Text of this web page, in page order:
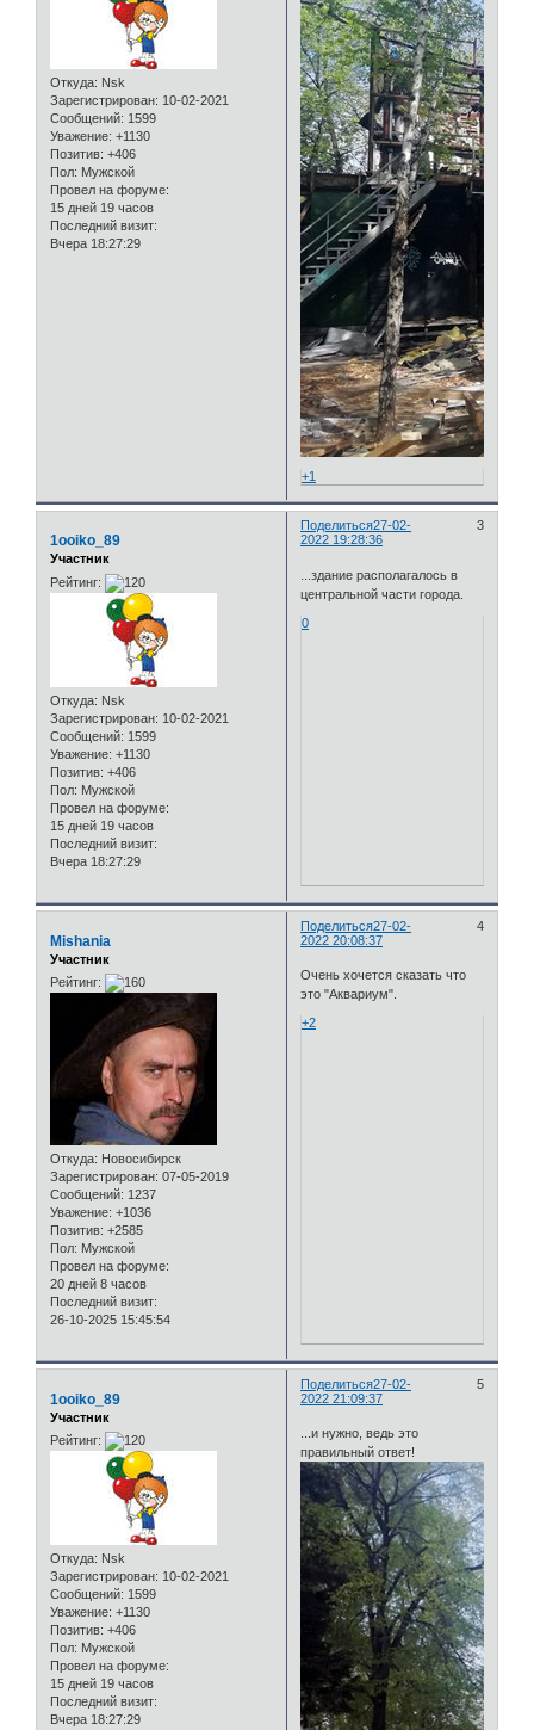
Откуда: Nsk
Зарегистрирован: 10-02-2021
Сообщений: 1599
Уважение: +1130
Позитив: +406
Пол: Мужской
Провел на форуме:
15 дней 19 часов
Последний визит:
Вчера 18:27:29
+1
Поделиться 3
27-02-
2022 19:28:36
1ooiko_89
Участник
Рейтинг:
Откуда: Nsk
Зарегистрирован: 10-02-2021
Сообщений: 1599
Уважение: +1130
Позитив: +406
Пол: Мужской
Провел на форуме:
15 дней 19 часов
Последний визит:
Вчера 18:27:29
...здание располагалось в
центральной части города.
0
Поделиться 4
27-02-
2022 20:08:37
Mishania
Участник
Рейтинг:
Откуда: Новосибирск
Зарегистрирован: 07-05-2019
Сообщений: 1237
Уважение: +1036
Позитив: +2585
Пол: Мужской
Провел на форуме:
20 дней 8 часов
Последний визит:
26-10-2025 15:45:54
Очень хочется сказать что
это "Аквариум".
+2
Поделиться 5
27-02-
2022 21:09:37
1ooiko_89
Участник
Рейтинг:
Откуда: Nsk
Зарегистрирован: 10-02-2021
Сообщений: 1599
Уважение: +1130
Позитив: +406
Пол: Мужской
Провел на форуме:
15 дней 19 часов
Последний визит:
Вчера 18:27:29
...и нужно, ведь это
правильный ответ!